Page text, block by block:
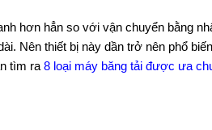
hơn hẳn so với vận chuyển bằng
Nên thiết bị này dần trở nên phổ
tìm ra 8 loại máy băng tải được ưa